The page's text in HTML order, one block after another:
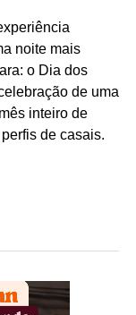
noite mais
o Dia dos
de uma
inteiro de
de casais.